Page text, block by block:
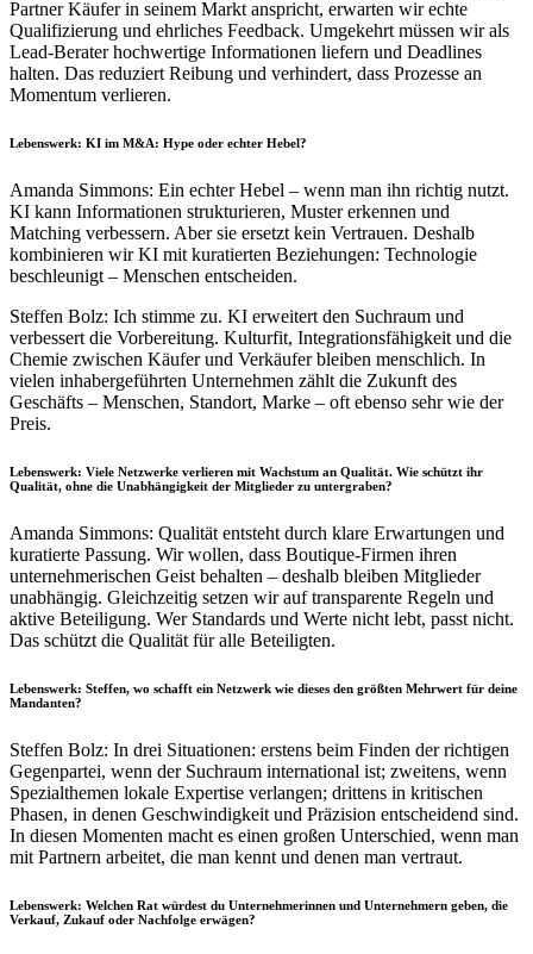
Partner Käufer in seinem Markt anspricht, erwarten wir echte
Qualifizierung und ehrliches Feedback. Umgekehrt müssen wir als
Lead-Berater hochwertige Informationen liefern und Deadlines
halten. Das reduziert Reibung und verhindert, dass Prozesse an
Momentum verlieren.
Lebenswerk: KI im M&A: Hype oder echter Hebel?
Amanda Simmons: Ein echter Hebel – wenn man ihn richtig nutzt.
KI kann Informationen strukturieren, Muster erkennen und
Matching verbessern. Aber sie ersetzt kein Vertrauen. Deshalb
kombinieren wir KI mit kuratierten Beziehungen: Technologie
beschleunigt – Menschen entscheiden.
Steffen Bolz: Ich stimme zu. KI erweitert den Suchraum und
verbessert die Vorbereitung. Kulturfit, Integrationsfähigkeit und die
Chemie zwischen Käufer und Verkäufer bleiben menschlich. In
vielen inhabergeführten Unternehmen zählt die Zukunft des
Geschäfts – Menschen, Standort, Marke – oft ebenso sehr wie der
Preis.
Lebenswerk: Viele Netzwerke verlieren mit Wachstum an Qualität. Wie schützt ihr
Qualität, ohne die Unabhängigkeit der Mitglieder zu untergraben?
Amanda Simmons: Qualität entsteht durch klare Erwartungen und
kuratierte Passung. Wir wollen, dass Boutique-Firmen ihren
unternehmerischen Geist behalten – deshalb bleiben Mitglieder
unabhängig. Gleichzeitig setzen wir auf transparente Regeln und
aktive Beteiligung. Wer Standards und Werte nicht lebt, passt nicht.
Das schützt die Qualität für alle Beteiligten.
Lebenswerk: Steffen, wo schafft ein Netzwerk wie dieses den größten Mehrwert für deine
Mandanten?
Steffen Bolz: In drei Situationen: erstens beim Finden der richtigen
Gegenpartei, wenn der Suchraum international ist; zweitens, wenn
Spezialthemen lokale Expertise verlangen; drittens in kritischen
Phasen, in denen Geschwindigkeit und Präzision entscheidend sind.
In diesen Momenten macht es einen großen Unterschied, wenn man
mit Partnern arbeitet, die man kennt und denen man vertraut.
Lebenswerk: Welchen Rat würdest du Unternehmerinnen und Unternehmern geben, die
Verkauf, Zukauf oder Nachfolge erwägen?